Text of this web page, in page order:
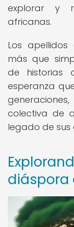
explorar y
africanas.
Los
más que
de historias
esperanza
colectiva de
legado de sus
diáspora